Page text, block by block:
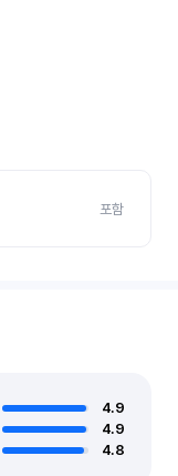
포함
4.9
4.9
4.8